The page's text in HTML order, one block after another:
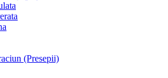
(Presepii)